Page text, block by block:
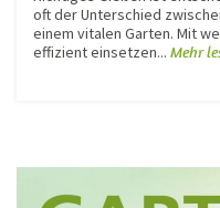
oft der Unterschied
einem vitalen Garten. Mit
effizient einsetzen... Mehr